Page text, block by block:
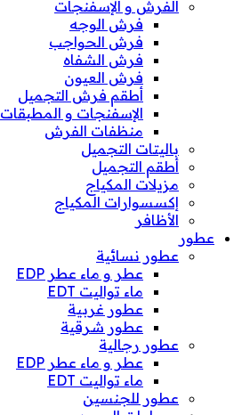
الفرش و الإسفنجات
فرش الوجه
فرش الحواجب
فرش الشفاه
فرش العيون
أطقم فرش التجميل
الإسفنجات و المطبقات
منظفات الفرش
باليتات التجميل
أطقم التجميل
مزيلات المكياج
إكسسوارات المكياج
الأظافر
عطور
عطور نسائية
عطر و ماء عطر EDP
ماء تواليت EDT
عطور غربية
عطور شرقية
عطور رجالية
عطر و ماء عطر EDP
ماء تواليت EDT
عطور للجنسين